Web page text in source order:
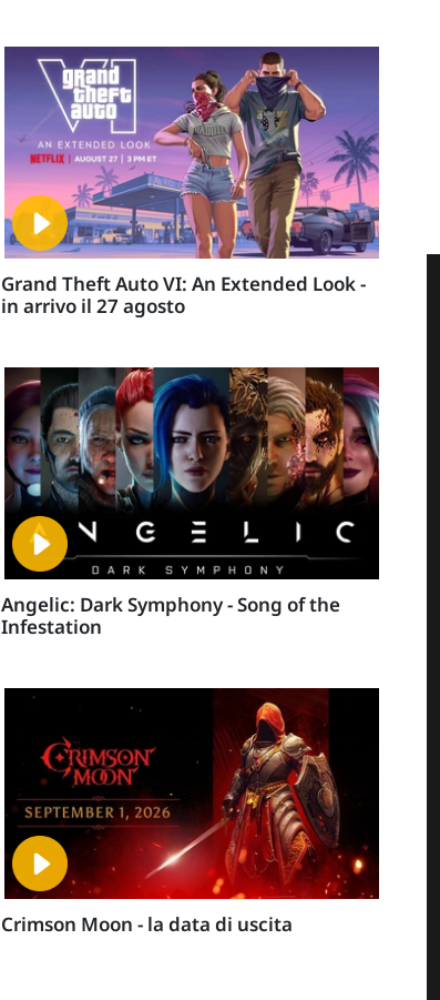
Grand Theft Auto VI: An Extended Look -
in arrivo il 27 agosto
Angelic: Dark Symphony - Song of the
Infestation
Crimson Moon - la data di uscita